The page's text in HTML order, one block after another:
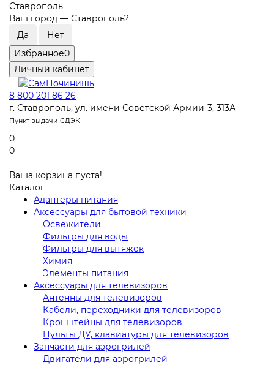
Ставрополь
Ваш город — Ставрополь?
Избранное0
Личный кабинет
8 800 201 86 26
г. Ставрополь, ул. имени Советской Армии-3, 313А
Пункт выдачи СДЭК
0
0
Ваша корзина пуста!
Каталог
Адаптеры питания
Аксессуары для бытовой техники
Освежители
Фильтры для воды
Фильтры для вытяжек
Химия
Элементы питания
Аксессуары для телевизоров
Антенны для телевизоров
Кабели, переходники для телевизоров
Кронштейны для телевизоров
Пульты ДУ, клавиатуры для телевизоров
Запчасти для аэрогрилей
Двигатели для аэрогрилей